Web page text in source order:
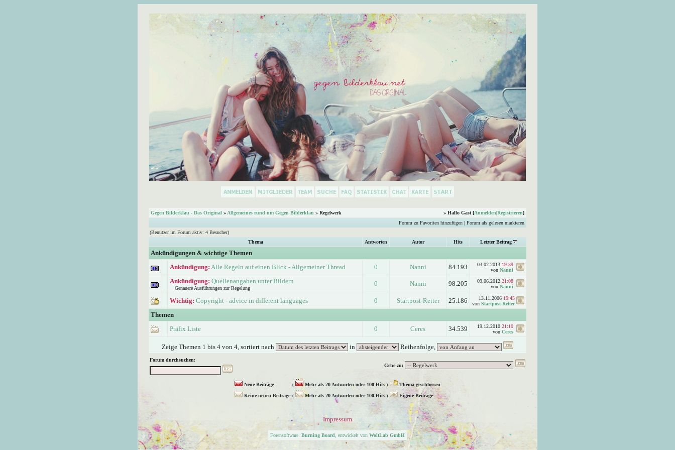
Gegen Bilderklau - Das Original » Allgemeines rund um Gegen Bilderklau » Regelwerk » Hallo Gast [Anmelden|Registrieren]
Forum zu Favoriten hinzufügen | Forum als gelesen markieren
(Benutzer im Forum aktiv: 4 Besucher)
Thema
Antworten Autor Hits Letzter Beitrag
Ankündigungen & wichtige Themen
Ankündigung: Alle Regeln auf einen Blick - Allgemeiner Thread 0 Nanni 84.193 03.02.2013 19:39
von Nanni
Ankündigung: Quellenangaben unter Bildern
Genauere Ausführungen zur Regelung
0 Nanni 98.205 09.06.2012 21:08
von Nanni
Wichtig: Copyright - advice in different languages 0 Startpost-Retter 25.186 13.11.2006 19:45
von Startpost-Retter
Themen
Präfix Liste
0 Ceres 34.539 19.12.2010 21:10
von Ceres
Zeige Themen 1 bis 4 von 4, sortiert nach in Reihenfolge,
Forum durchsuchen:
Gehe zu:
Neue Beiträge ( Mehr als 20 Antworten oder 100 Hits )
Thema geschlossen
Keine neuen Beiträge ( Mehr als 20 Antworten oder 100 Hits ) Eigene Beiträge
Impressum
Forensoftware: Burning Board , entwickelt von WoltLab GmbH